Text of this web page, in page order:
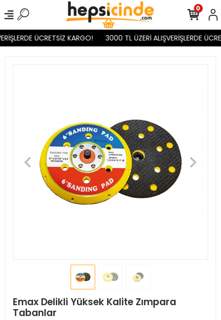
ÜCRETSİZ KARGO! 3000 TL ÜZERİ ALIŞVERİŞLERDE
0
Emax Delikli Yüksek Kalite Zımpara
Tabanlar